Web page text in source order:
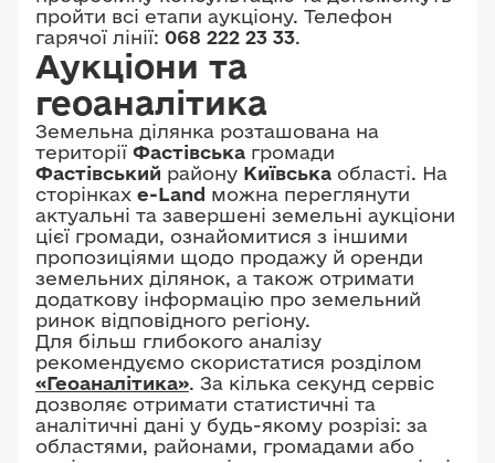
пройти всі етапи аукціону. Телефон
гарячої лінії: 068 222 23 33.
Аукціони та
геоаналітика
Земельна ділянка розташована на
території Фастівська громади
Фастівський району Київська області. На
сторінках e-Land можна переглянути
актуальні та завершені земельні аукціони
цієї громади, ознайомитися з іншими
пропозиціями щодо продажу й оренди
земельних ділянок, а також отримати
додаткову інформацію про земельний
ринок відповідного регіону.
Для більш глибокого аналізу
рекомендуємо скористатися розділом
«Геоаналітика». За кілька секунд сервіс
дозволяє отримати статистичні та
аналітичні дані у будь-якому розрізі: за
областями, районами, громадами або